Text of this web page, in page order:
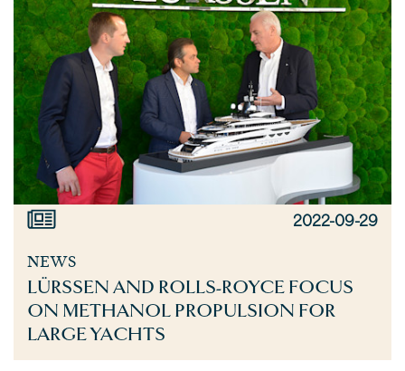
2022-09-29
NEWS
LÜRSSEN AND ROLLS-ROYCE FOCUS
ON METHANOL PROPULSION FOR
LARGE YACHTS